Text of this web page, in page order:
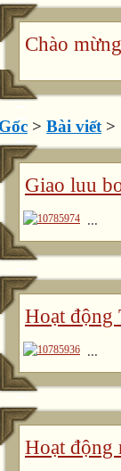
Chào
Gốc > Bài viết >
Giao luu
...
Hoạt động
...
Hoạt động